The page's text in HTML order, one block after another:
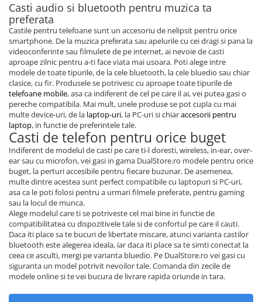
Casti audio si bluetooth pentru muzica ta
preferata
Castile pentru telefoane sunt un accesoriu de nelipsit pentru orice
smartphone. De la muzica preferata sau apelurile cu cei dragi si pana la
videoconferinte sau filmulete de pe internet, ai nevoie de casti
aproape zilnic pentru a-ti face viata mai usoara. Poti alege intre
modele de toate tipurile, de la cele bluetooth, la cele bluedio sau chiar
clasice, cu fir. Produsele se potrivesc cu aproape toate tipurile de
telefoane mobile, asa ca indiferent de cel pe care il ai, vei putea gasi o
pereche compatibila. Mai mult, unele produse se pot cupla cu mai
multe device-uri, de la laptop-uri, la PC-uri si chiaraccesorii pentru
laptop, in functie de preferintele tale.
Casti de telefon pentru orice buget
Indiferent de modelul de casti pe care ti-l doresti, wireless, in-ear, over-
ear sau cu microfon, vei gasi in gama DualStore.ro modele pentru orice
buget, la perturi accesibile pentru fiecare buzunar. De asemenea,
multe dintre acestea sunt perfect compatibile cu laptopuri si PC-uri,
asa ca le poti folosi pentru a urmari filmele preferate, pentru gaming
sau la locul de munca.
Alege modelul care ti se potriveste cel mai bine in functie de
compatibilitatea cu dispozitivele tale si de confortul pe care il cauti.
Daca iti place sa te bucuri de libertate miscare, atunci varianta castilor
bluetooth este alegerea ideala, iar daca iti place sa te simti conectat la
ceea ce asculti, mergi pe varianta bluedio. Pe DualStore.ro vei gasi cu
siguranta un model potrivit nevoilor tale. Comanda din zecile de
modele online si te vei bucura de livrare rapida oriunde in tara.